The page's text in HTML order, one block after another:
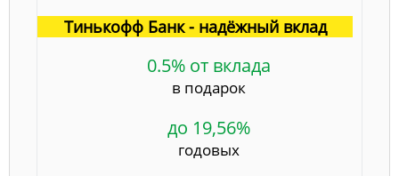
Тинькофф Банк - надёжный вклад
0.5% от вклада
в подарок
до 19,56%
годовых